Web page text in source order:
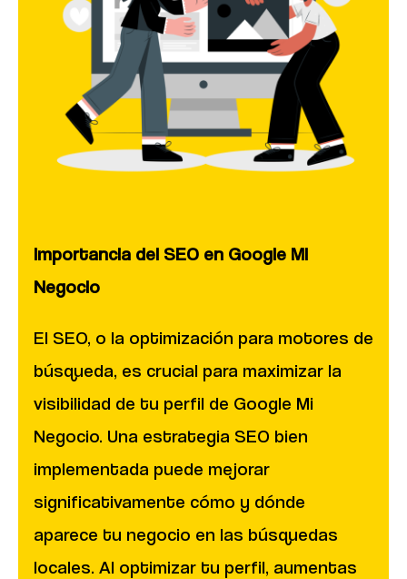
Importancia del SEO en Google Mi
Negocio
El SEO, o la optimización para motores de
búsqueda, es crucial para maximizar la
visibilidad de tu perfil de Google Mi
Negocio. Una estrategia SEO bien
implementada puede mejorar
significativamente cómo y dónde
aparece tu negocio en las búsquedas
locales. Al optimizar tu perfil, aumentas